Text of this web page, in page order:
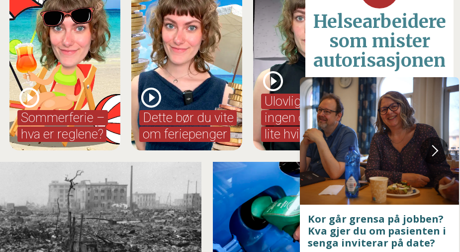
Helsearbeidere
som mister
autorisasjonen
Kor går grensa på jobben?
Kva gjer du om pasienten i
senga inviterar på date?
Pressepriser til Fagbladet
Sommerferie –
hva er reglene?
Dette bør du vite
om feriepenger
Ulovlig lav lønn,
ingen overtid og
lite hvile
Her er
en del av